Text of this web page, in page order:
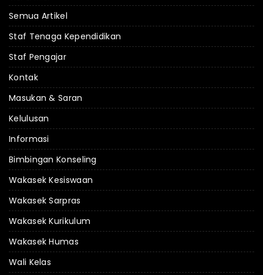
Semua Artikel
Staf Tenaga Kependidikan
Staf Pengajar
Kontak
Masukan & Saran
Kelulusan
Informasi
Bimbingan Konseling
Wakasek Kesiswaan
Wakasek Sarpras
Wakasek Kurikulum
Wakasek Humas
Wali Kelas